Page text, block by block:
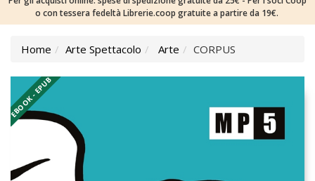
o con tessera fedeltà Librerie.coop gratuite a partire da 19€.
Home Arte Spettacolo Arte CORPUS
EBOOK - EPUB